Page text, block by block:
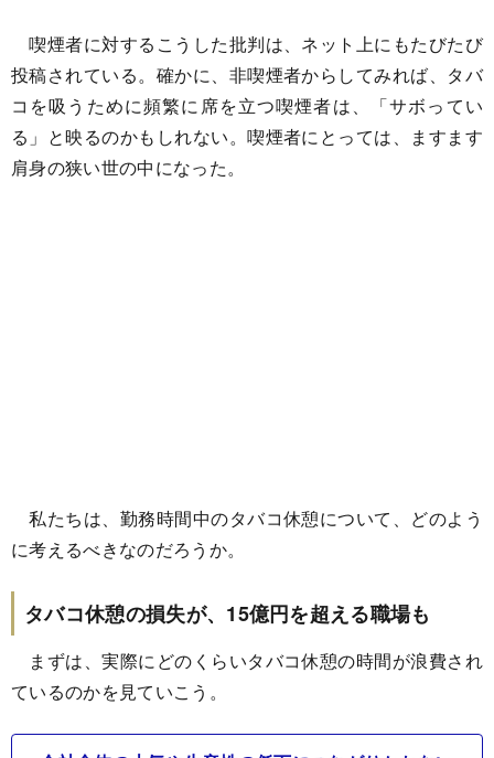
喫煙者に対するこうした批判は、ネット上にもたびたび
投稿されている。確かに、非喫煙者からしてみれば、タバ
コを吸うために頻繁に席を立つ喫煙者は、「サボってい
る」と映るのかもしれない。喫煙者にとっては、ますます
肩身の狭い世の中になった。
私たちは、勤務時間中のタバコ休憩について、どのよう
に考えるべきなのだろうか。
タバコ休憩の損失が、15億円を超える職場も
まずは、実際にどのくらいタバコ休憩の時間が浪費され
ているのかを見ていこう。